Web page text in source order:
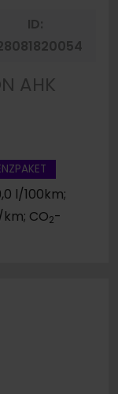
ID:
AHK
l/100km;
CO2-